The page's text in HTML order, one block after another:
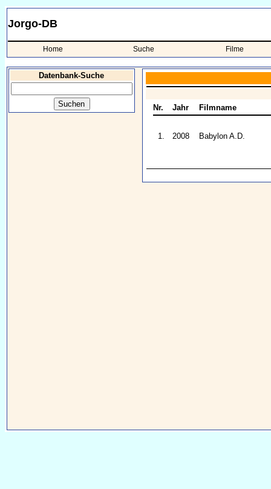
Jorgo-DB
Home Suche Filme
Datenbank-Suche
Nr. Jahr Filmname
1. 2008 Babylon A.D.